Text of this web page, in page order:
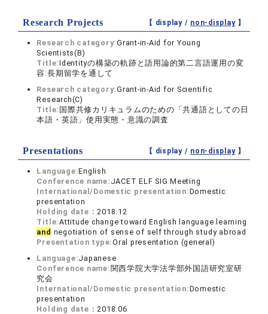
Research Projects 【 display / non-display】
Research category:Grant-in-Aid for Young
Scientists(B)
Title:Identityの構築の軌跡と語用論的第二言語運用の変
容:長期留学を通して
Research category:Grant-in-Aid for Scientific
Research(C)
Title: 国際共修カリキュラムのための「共通語としての日
本語・英語」使用実態・意識の調査
Presentations 【 display / non-display】
Language:English
Conference name: JACET ELF SIG Meeting
International/Domestic presentation:Domestic
presentation
Holding date：2018.12
Title:Attitude change toward English language learning
and negotiation of sense of self through study abroad
Presentation type:Oral presentation (general)
Language:Japanese
Conference name: 関西学院大学法学部外国語研究室研
究会
International/Domestic presentation:Domestic
presentation
Holding date：2018.06